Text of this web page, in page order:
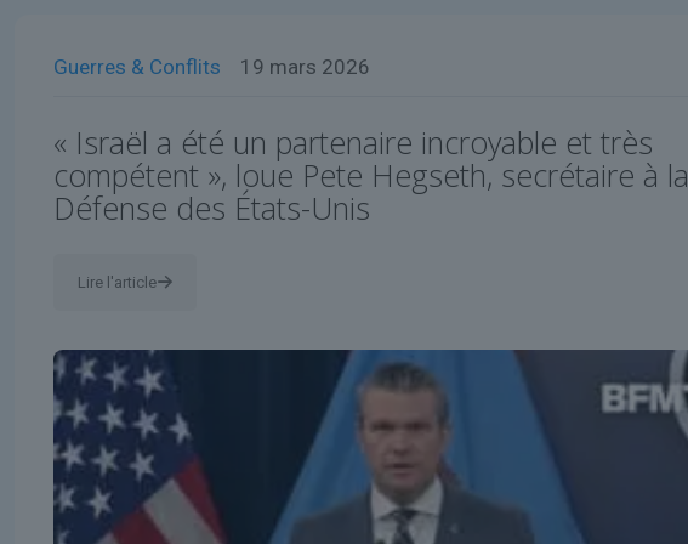
Guerres & Conflits 19 mars 2026
« Israël a été un partenaire incroyable et très
compétent », loue Pete Hegseth, secrétaire à la
Défense des États-Unis
Lire l'article